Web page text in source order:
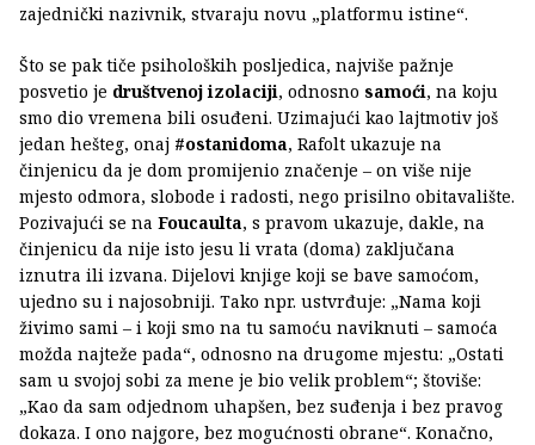
zajednički nazivnik, stvaraju novu „platformu istine“.
Što se pak tiče psiholoških posljedica, najviše pažnje
posvetio je društvenoj izolaciji, odnosno samoći, na koju
smo dio vremena bili osuđeni. Uzimajući kao lajtmotiv još
jedan hešteg, onaj #ostanidoma, Rafolt ukazuje na
činjenicu da je dom promijenio značenje – on više nije
mjesto odmora, slobode i radosti, nego prisilno obitavalište.
Pozivajući se na Foucaulta, s pravom ukazuje, dakle, na
činjenicu da nije isto jesu li vrata (doma) zaključana
iznutra ili izvana. Dijelovi knjige koji se bave samoćom,
ujedno su i najosobniji. Tako npr. ustvrđuje: „Nama koji
živimo sami – i koji smo na tu samoću naviknuti – samoća
možda najteže pada“, odnosno na drugome mjestu: „Ostati
sam u svojoj sobi za mene je bio velik problem“; štoviše:
„Kao da sam odjednom uhapšen, bez suđenja i bez pravog
dokaza. I ono najgore, bez mogućnosti obrane“. Konačno,